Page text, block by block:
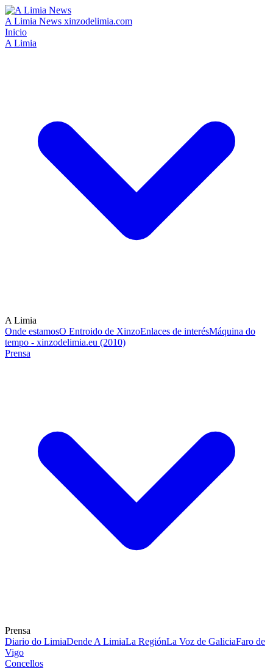
A Limia News xinzodelimia.com
Inicio
A Limia
A Limia
Onde estamosO Entroido de XinzoEnlaces de interésMáquina do
tempo - xinzodelimia.eu (2010)
Prensa
Prensa
Diario do LimiaDende A LimiaLa RegiónLa Voz de GaliciaFaro de
Vigo
Concellos